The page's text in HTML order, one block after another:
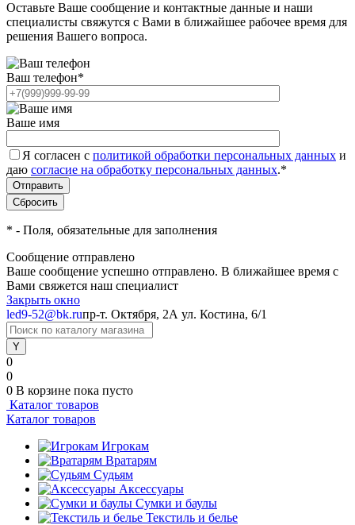
Оставьте Ваше сообщение и контактные данные и наши
специалисты свяжутся с Вами в ближайшее рабочее время для
решения Вашего вопроса.
Ваш телефон*
Ваше имя
Я согласен с политикой обработки персональных данных и
даю согласие на обработку персональных данных.*
* - Поля, обязательные для заполнения
Сообщение отправлено
Ваше сообщение успешно отправлено. В ближайшее время с
Вами свяжется наш специалист
Закрыть окно
led9-52@bk.ruпр-т. Октября, 2А ул. Костина, 6/1
0
0
0 В корзине пока пусто
Каталог товаров
Каталог товаров
Игрокам
Вратарям
Судьям
Аксессуары
Сумки и баулы
Текстиль и белье